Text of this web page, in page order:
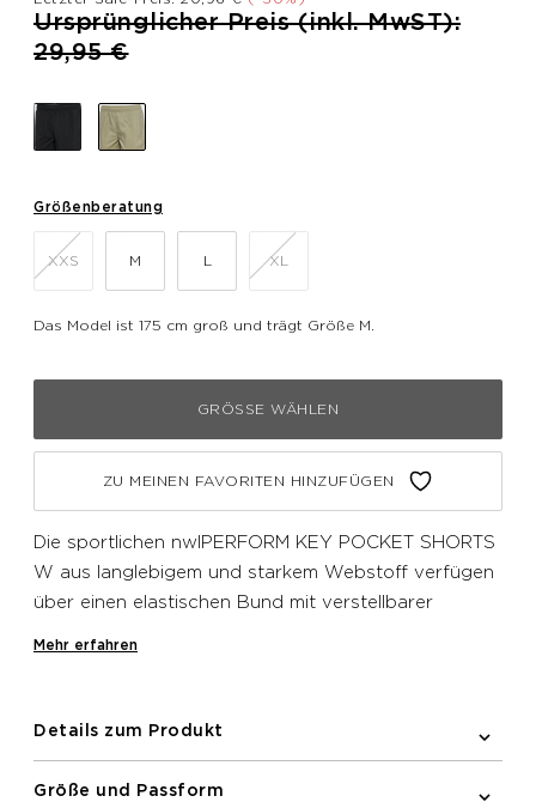
Preis reduziert von
Ursprünglicher Preis (inkl. MwST):
29,95 €bis
Größenberatung
XXS M L XL
Das Model ist 175 cm groß und trägt Größe M.
GRÖSSE WÄHLEN
ZU MEINEN FAVORITEN HINZUFÜGEN
Die sportlichen nwlPERFORM KEY POCKET SHORTS
W aus langlebigem und starkem Webstoff verfügen
über einen elastischen Bund mit verstellbarer
Mehr erfahren
Details zum Produkt
Größe und Passform